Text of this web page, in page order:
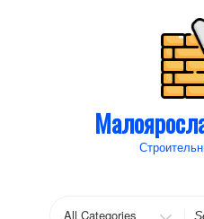
Search